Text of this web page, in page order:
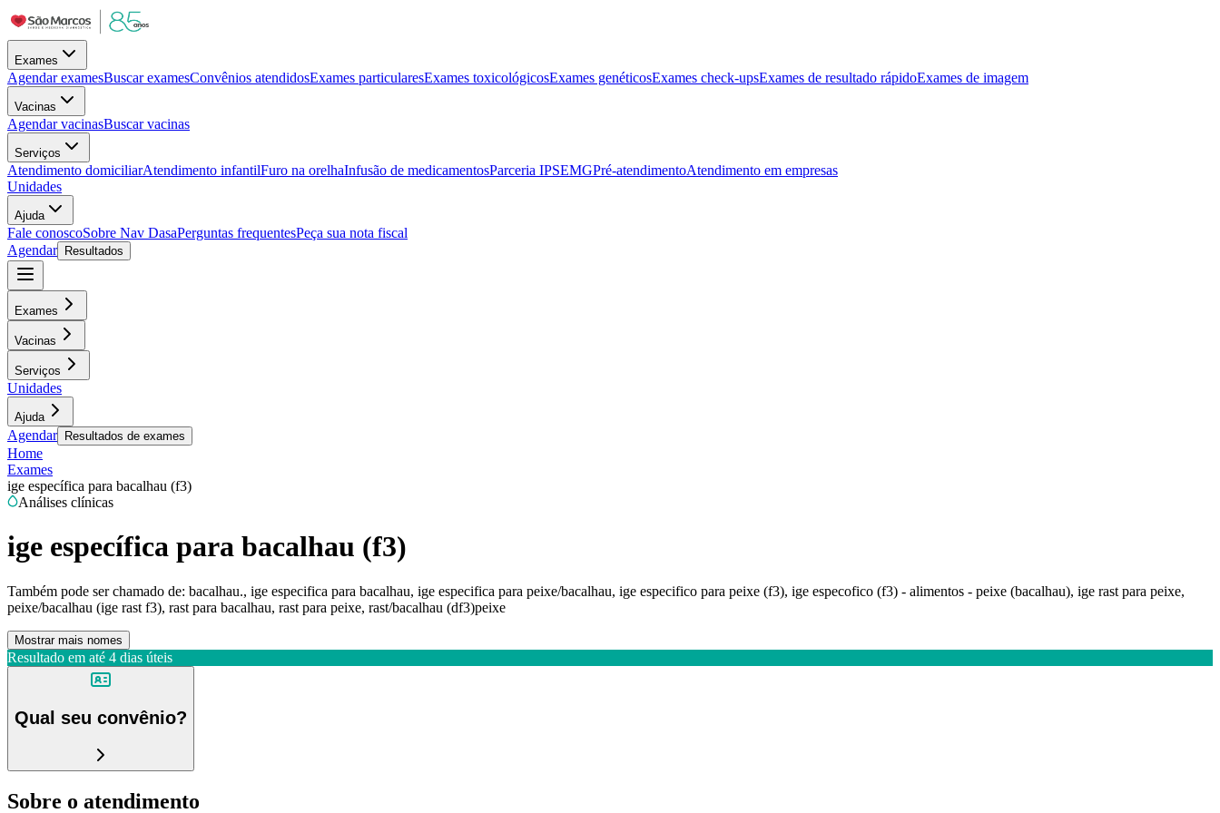
Exames
Agendar examesBuscar examesConvênios atendidosExames particularesExames toxicológicosExames genéticosExames check-upsExames de resultado rápidoExames de imagem
Vacinas
Agendar vacinasBuscar vacinas
Serviços
Atendimento domiciliarAtendimento infantilFuro na orelhaInfusão de medicamentosParceria IPSEMGPré-atendimentoAtendimento em empresas
Unidades
Ajuda
Fale conoscoSobre Nav DasaPerguntas frequentesPeça sua nota fiscal
Agendar
Resultados
Exames
Vacinas
Serviços
Unidades
Ajuda
Agendar Resultados de exames
Home
Exames
ige específica para bacalhau (f3)
Análises clínicas
ige específica para bacalhau (f3)
Também pode ser chamado de: bacalhau., ige especifica para bacalhau, ige especifica para peixe/bacalhau, ige especifico para peixe (f3), ige especofico (f3) - alimentos - peixe (bacalhau), ige rast para peixe,
peixe/bacalhau (ige rast f3), rast para bacalhau, rast para peixe, rast/bacalhau (df3)peixe
Mostrar mais nomes
Resultado em até 4 dias úteis
Qual seu convênio?
Sobre o atendimento